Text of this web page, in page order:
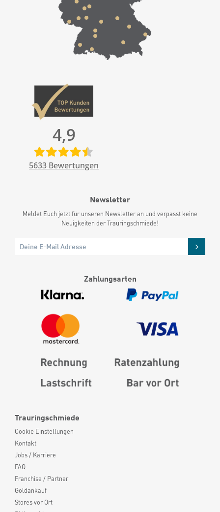
Trauringschmiede
Cookie Einstellungen
Kontakt
Jobs / Karriere
FAQ
Franchise / Partner
Goldankauf
Stores vor Ort
4,9
5633 Bewertungen
Newsletter
Meldet Euch jetzt für unseren Newsletter an und verpasst keine
Neuigkeiten der Trauringschmiede!
Zahlungsarten